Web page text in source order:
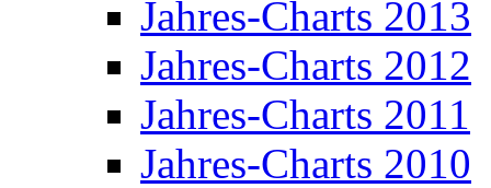
Jahres-Charts 2013
Jahres-Charts 2012
Jahres-Charts 2011
Jahres-Charts 2010